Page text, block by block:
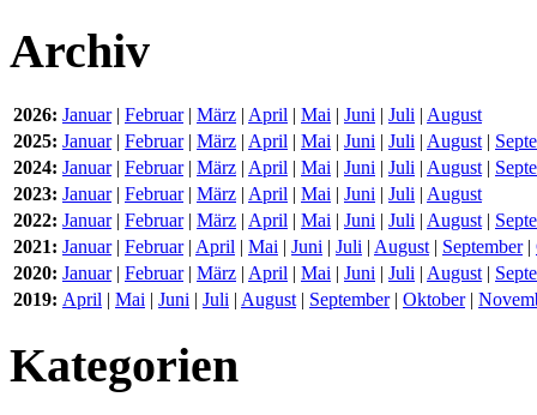
Archiv
2026: Januar| Februar| März | April | Mai | Juni | Juli | August
2025: Januar| Februar| März | April | Mai | Juni | Juli | August|
2024: Januar| Februar| März | April | Mai | Juni | Juli | August|
2023: Januar| Februar| März | April | Mai | Juni | Juli | August
2022: Januar| Februar| März | April | Mai | Juni | Juli | August|
2021: Januar| Februar| April | Mai | Juni | Juli | August| September|
2020: Januar| Februar| März | April | Mai | Juni | Juli | August|
2019: April | Mai | Juni | Juli | August| September| Oktober|
Kategorien